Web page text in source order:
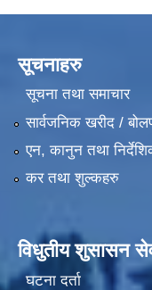
सूचनाहरु
सूचना तथा समाचार
सार्वजनिक खरीद /
एन, कानुन तथा
कर तथा शुल्कहरु
विधुतीय शुसासन
घटना दर्ता